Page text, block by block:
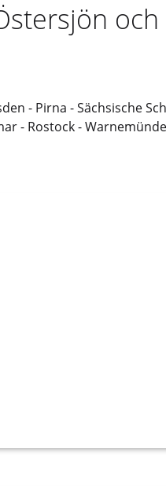
- Pirna - Sächsische
- Rostock -